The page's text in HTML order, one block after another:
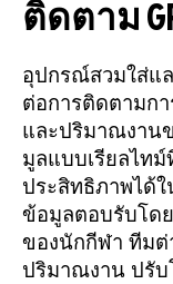
ติดตาม
อุปกรณ์สวมใส่แ
ต่อการติดตามกา
และปริมาณงาน
มูลแบบเรียลไท
ประสิทธิภาพได้
ข้อมูลตอบรับโดย
ของนักกีฬา ทีมต่
ปริมาณงาน ปรับ